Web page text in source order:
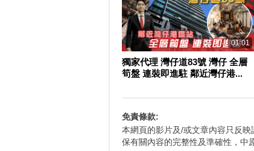
01:01
獨家代理 灣仔道83號 灣仔 全層
筍盤 連裝即進駐 鄰近灣仔港...
免責條款:
本網頁的影片及/或文章內容只反
保有關內容的完整性及準確性，中